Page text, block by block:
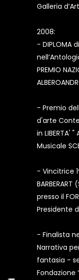
Galleria
2008:
- DIPLOMA
PREMIO
- Premio
d'arte
in LIBERTA'
Musicale
- Vincitrice 1°
presso il
Presidente
- Finalista
Narrativa
fantasia -
Fondazione